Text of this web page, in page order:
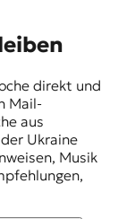
direkt und
Mail-
aus
Ukraine
Musik